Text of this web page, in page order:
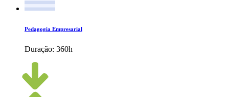
Pedagogia Empresarial
Duração: 360h